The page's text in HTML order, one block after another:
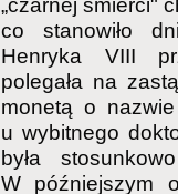
„czarnej śmierci"
co stanowiło
Henryka VIII
polegała na
monetą o
u wybitnego
była
W późniejszym